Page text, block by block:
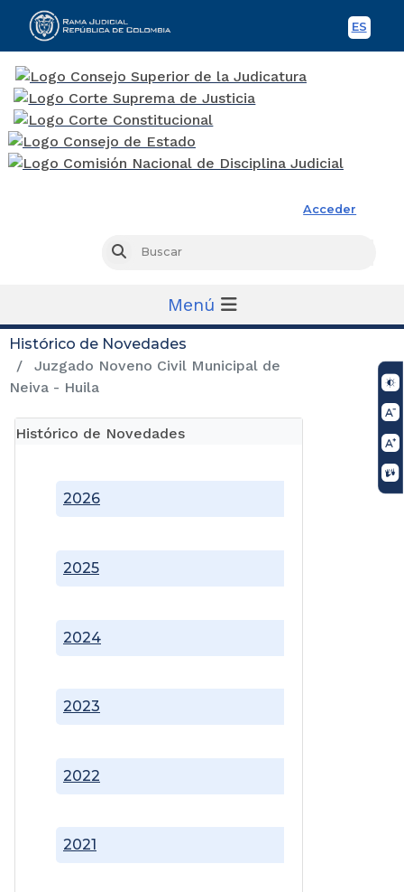
ES
Acceder
Buscar
Menú
Histórico de Novedades
Juzgado Noveno Civil Municipal de
Neiva - Huila
Histórico de Novedades
2021
2022
2023
2024
2025
2026